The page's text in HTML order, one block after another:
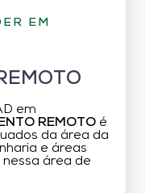
EM
em
REMOTO é
da área da
e áreas
área de